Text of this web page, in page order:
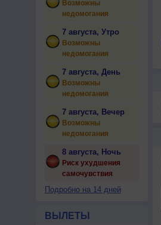
Возможны
недомогания
7 августа, Утро
Возможны
недомогания
7 августа, День
Возможны
недомогания
7 августа, Вечер
Возможны
недомогания
8 августа, Ночь
Риск ухудшения
самочувствия
Подробно на 14 дней
ВЫЛЕТЫ